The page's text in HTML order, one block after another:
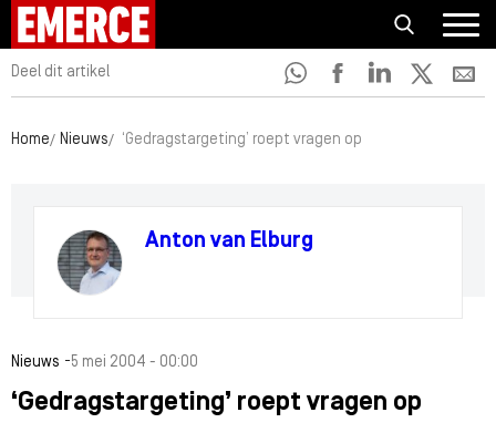
Deel dit artikel
Home Nieuws ‘Gedragstargeting’ roept vragen op
Anton van Elburg
Nieuws -5 mei 2004 - 00:00
‘Gedragstargeting’ roept vragen op